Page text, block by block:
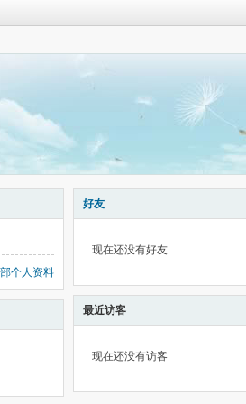
个人资料
好友
现在还没有好友
最近访客
现在还没有访客